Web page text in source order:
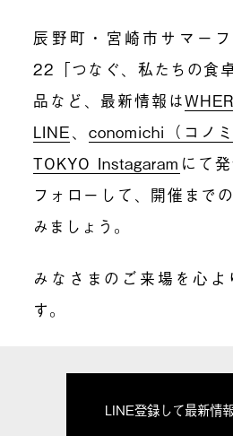
辰野町・宮崎市サマー
22「つなぐ、私たちの食
品など、最新情報は
LINE、 conomichi（コノミ
TOKYO Instagaram にて
フォローして、開催まで
みましょう。
みなさまのご来場を心よ
す。
LINE登録して最新情